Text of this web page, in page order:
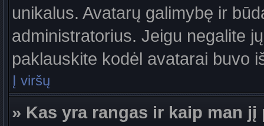
unikalus. Avatarų galimybę ir
administratorius. Jeigu negalite
paklauskite kodėl avatarai buvo
Į viršų
» Kas yra rangas ir kaip man